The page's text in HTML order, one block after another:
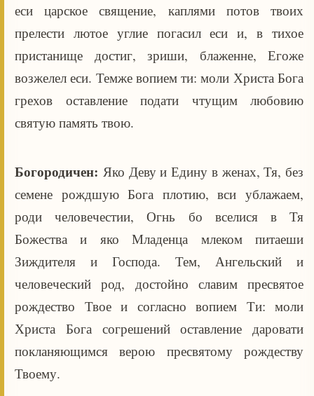
еси царское священие, каплями потов твоих
прелести лютое углие погасил еси и, в тихое
пристанище достиг, зриши, блаженне, Егоже
возжелел еси. Темже вопием ти: моли Христа Бога
грехов оставление подати чтущим любовию
святую память твою.
Богородичен: Яко Деву и Едину в женах, Тя, без
семене рождшую Бога плотию, вси ублажаем,
роди человечестии, Огнь бо вселися в Тя
Божества и яко Младенца млеком питаеши
Зиждителя и Господа. Тем, Ангельский и
человеческий род, достойно славим пресвятое
рождество Твое и согласно вопием Ти: моли
Христа Бога согрешений оставление даровати
покланяющимся верою пресвятому рождеству
Твоему.